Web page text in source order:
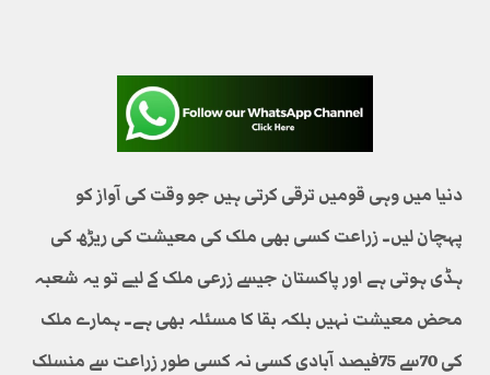
دنیا میں وہی قومیں ترقی کرتی ہیں جو وقت کی آواز کو
پہچان لیں۔ زراعت کسی بھی ملک کی معیشت کی ریڑھ کی
ہڈی ہوتی ہے اور پاکستان جیسے زرعی ملک کے لیے تو یہ شعبہ
محض معیشت نہیں بلکہ بقا کا مسئلہ بھی ہے۔ ہمارے ملک
کی 70سے 75فیصد آبادی کسی نہ کسی طور زراعت سے منسلک